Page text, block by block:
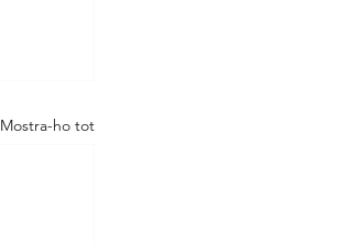
Mostra-ho tot